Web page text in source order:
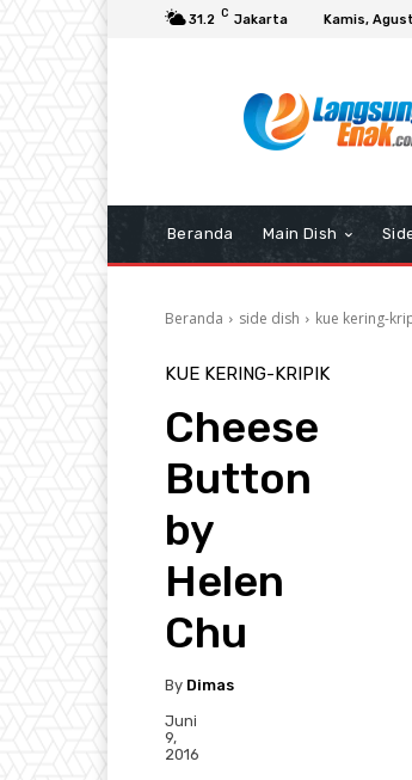
31.2 C Jakarta Kamis,
Beranda Main Dish
Beranda side dish kue kering-
KUE KERING-KRIPIK
Cheese
Button
by
Helen
Chu
By Dimas
Juni
9,
2016